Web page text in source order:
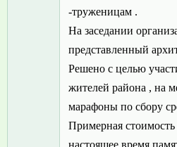
-труженицам .
На заседании
представленный
Решено с целью
жителей района , на
марафоны по сбору
Примерная